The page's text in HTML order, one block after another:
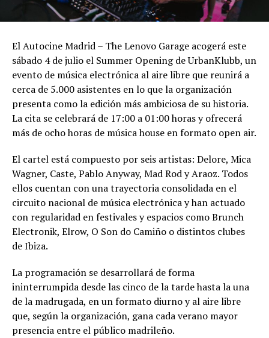
El Autocine Madrid – The Lenovo Garage acogerá este
sábado 4 de julio el Summer Opening de UrbanKlubb, un
evento de música electrónica al aire libre que reunirá a
cerca de 5.000 asistentes en lo que la organización
presenta como la edición más ambiciosa de su historia.
La cita se celebrará de 17:00 a 01:00 horas y ofrecerá
más de ocho horas de música house en formato open air.
El cartel está compuesto por seis artistas: Delore, Mica
Wagner, Caste, Pablo Anyway, Mad Rod y Araoz. Todos
ellos cuentan con una trayectoria consolidada en el
circuito nacional de música electrónica y han actuado
con regularidad en festivales y espacios como Brunch
Electronik, Elrow, O Son do Camiño o distintos clubes
de Ibiza.
La programación se desarrollará de forma
ininterrumpida desde las cinco de la tarde hasta la una
de la madrugada, en un formato diurno y al aire libre
que, según la organización, gana cada verano mayor
presencia entre el público madrileño.